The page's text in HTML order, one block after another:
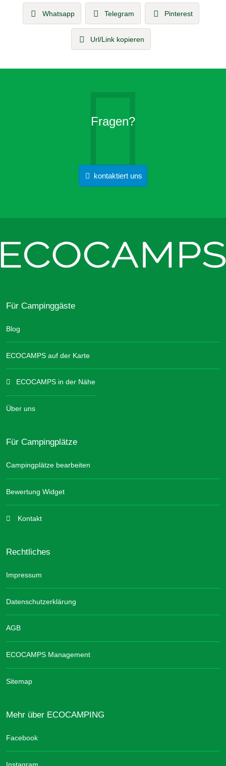
Whatsapp Telegram Pinterest
Url/Link kopieren
Fragen?
kontaktiert uns
Für Campinggäste
Blog
ECOCAMPS auf der Karte
ECOCAMPS in der Nähe
Über uns
Für Campingplätze
Campingplätze bearbeiten
Bewertung Widget
Kontakt
Rechtliches
Impressum
Datenschutzerklärung
AGB
ECOCAMPS Management
Sitemap
Mehr über ECOCAMPING
Facebook